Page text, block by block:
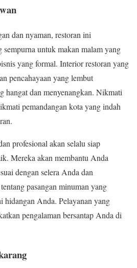
dan nyaman, restoran ini
sempurna untuk makan malam yang
yang formal. Interior restoran yang
pencahayaan yang lembut
hangat dan menyenangkan. Nikmati
pemandangan kota yang indah
profesional akan selalu siap
Mereka akan membantu Anda
dengan selera Anda dan
pasangan minuman yang
hidangan Anda. Pelayanan yang
pengalaman bersantap Anda di